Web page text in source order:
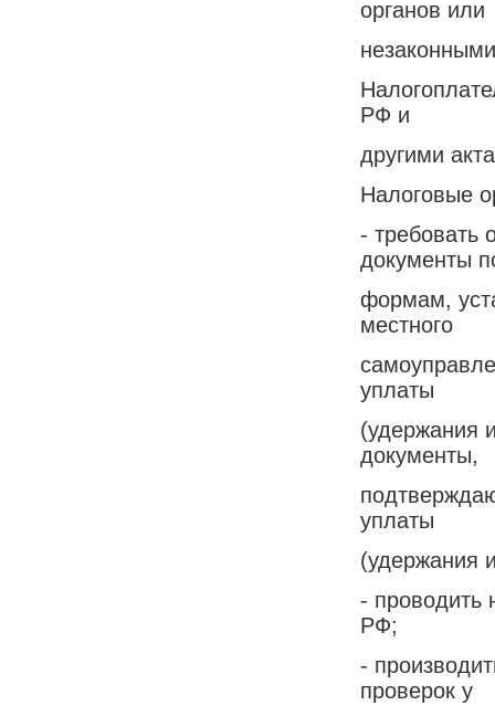
органов или
РФ и
другими
Налоговые
- требовать
документы
формам,
местного
уплаты
(удержания
документы,
уплаты
(удержания
- проводить
РФ;
-
проверок у